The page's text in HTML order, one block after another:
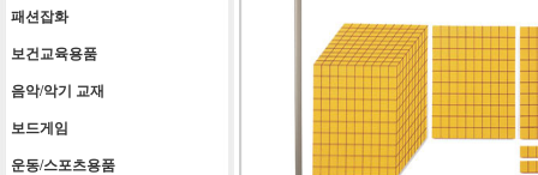
패션잡화
보건교육용품
음악/악기 교재
보드게임
운동/스포츠용품